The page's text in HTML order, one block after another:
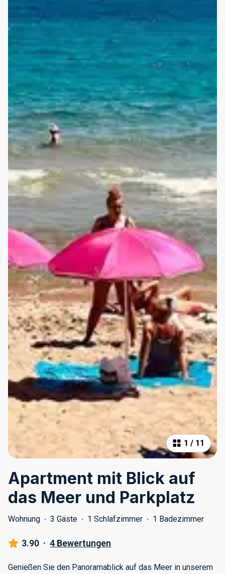
1 / 11
Apartment mit Blick auf
das Meer und Parkplatz
Wohnung · 3 Gäste · 1 Schlafzimmer · 1 Badezimmer
3.90 · 4 Bewertungen
Genießen Sie den Panoramablick auf das Meer in unserem